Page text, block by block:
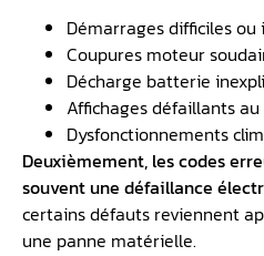
Démarrages difficiles ou
Coupures moteur
Décharge batterie
Affichages défaillants
️Dysfonctionnements
Deuxièmement, lescodes
souvent une défaillance
certains défauts reviennent
une panne matérielle.